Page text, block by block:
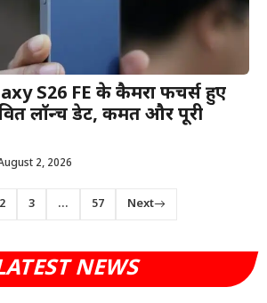
S26 FE के कैमरा फीचर्स हुए
लॉन्च डेट, कीमत और पूरी
2, 2026
2 3 … 57 Next
NEWS